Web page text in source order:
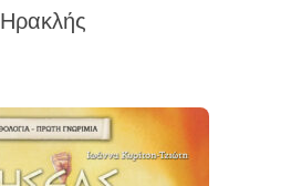
Ηρακλής